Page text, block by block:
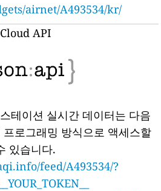
airnet/A493534/kr/
Cloud API
테이션 실시간 데이터는 다음
로그래밍 방식으로 액세스할
있습니다.
feed/A493534/?